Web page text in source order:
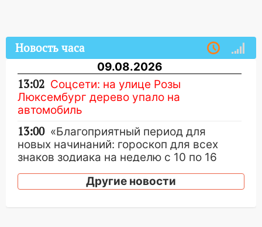
Новость часа
09.08.2026
13:02 Соцсети: на улице Розы
Люксембург дерево упало на
автомобиль
13:00 «Благоприятный период для
новых начинаний: гороскоп для всех
знаков зодиака на неделю с 10 по 16
августа
13:00 На проспекте Тюленева в
Другие новости